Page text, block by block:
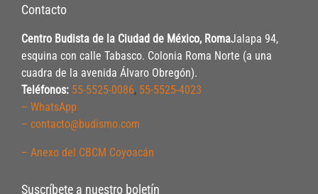
Contacto
Centro Budista de la Ciudad de México, RomaJalapa 94,
esquina con calle Tabasco. Colonia Roma Norte (a una
cuadra de la avenida Álvaro Obregón).
Teléfonos: 55-5525-0086, 55-5525-4023
– WhatsApp
– contacto@budismo.com
– Anexo del CBCM Coyoacán
Suscríbete a nuestro boletín